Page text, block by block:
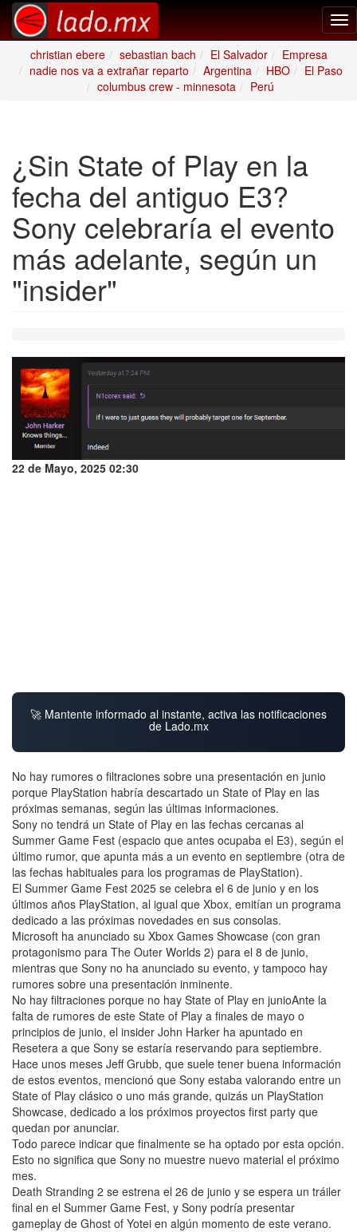
christian ebere
sebastian bach El Salvador
Empresa
nadie nos va a extrañar reparto
Argentina HBO
El Paso
columbus crew - minnesota
Perú
¿Sin State of Play en la
fecha del antiguo E3?
Sony celebraría el evento
más adelante, según un
"insider"
22 de Mayo, 2025 02:30
🚀 Mantente informado al instante, activa las notificaciones
de Lado.mx
No hay rumores o filtraciones sobre una presentación en junio
porque PlayStation habría descartado un State of Play en las
próximas semanas, según las últimas informaciones.
Sony no tendrá un State of Play en las fechas cercanas al
Summer Game Fest (espacio que antes ocupaba el E3), según el
último rumor, que apunta más a un evento en septiembre (otra de
las fechas habituales para los programas de PlayStation).
El Summer Game Fest 2025 se celebra el 6 de junio y en los
últimos años PlayStation, al igual que Xbox, emitían un programa
dedicado a las próximas novedades en sus consolas.
Microsoft ha anunciado su Xbox Games Showcase (con gran
protagonismo para The Outer Worlds 2) para el 8 de junio,
mientras que Sony no ha anunciado su evento, y tampoco hay
rumores sobre una presentación inminente.
No hay filtraciones porque no hay State of Play en junioAnte la
falta de rumores de este State of Play a finales de mayo o
principios de junio, el insider John Harker ha apuntado en
Resetera a que Sony se estaría reservando para septiembre.
Hace unos meses Jeff Grubb, que suele tener buena información
de estos eventos, mencionó que Sony estaba valorando entre un
State of Play clásico o uno más grande, quizás un PlayStation
Showcase, dedicado a los próximos proyectos first party que
quedan por anunciar.
Todo parece indicar que finalmente se ha optado por esta opción.
Esto no significa que Sony no muestre nuevo material el próximo
mes.
Death Stranding 2 se estrena el 26 de junio y se espera un tráiler
final en el Summer Game Fest, y Sony podría presentar
gameplay de Ghost of Yotei en algún momento de este verano.